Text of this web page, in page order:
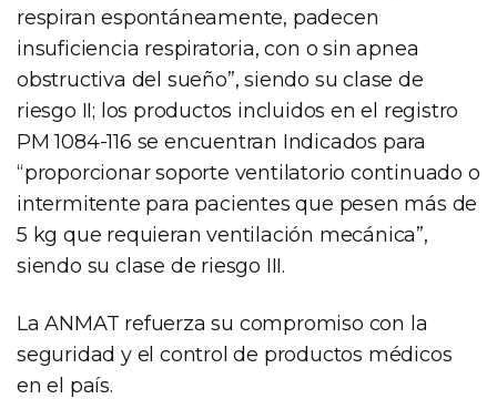
respiran espontáneamente, padecen
insuficiencia respiratoria, con o sin apnea
obstructiva del sueño”, siendo su clase de
riesgo II; los productos incluidos en el registro
PM 1084-116 se encuentran Indicados para
“proporcionar soporte ventilatorio continuado o
intermitente para pacientes que pesen más de
5 kg que requieran ventilación mecánica”,
siendo su clase de riesgo III.
La ANMAT refuerza su compromiso con la
seguridad y el control de productos médicos
en el país.